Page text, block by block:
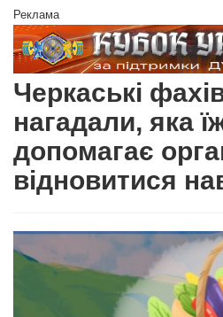
Реклама
Черкаські
нагадали, яка
допомагає
відновитися